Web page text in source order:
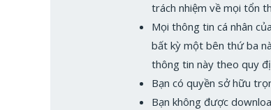
trách nhiệm về mọi tổn
Mọi thông tin cá nhân
bất kỳ một bên thứ ba
thông tin này theo quy
Bạn có quyền sở hữu
Bạn không được